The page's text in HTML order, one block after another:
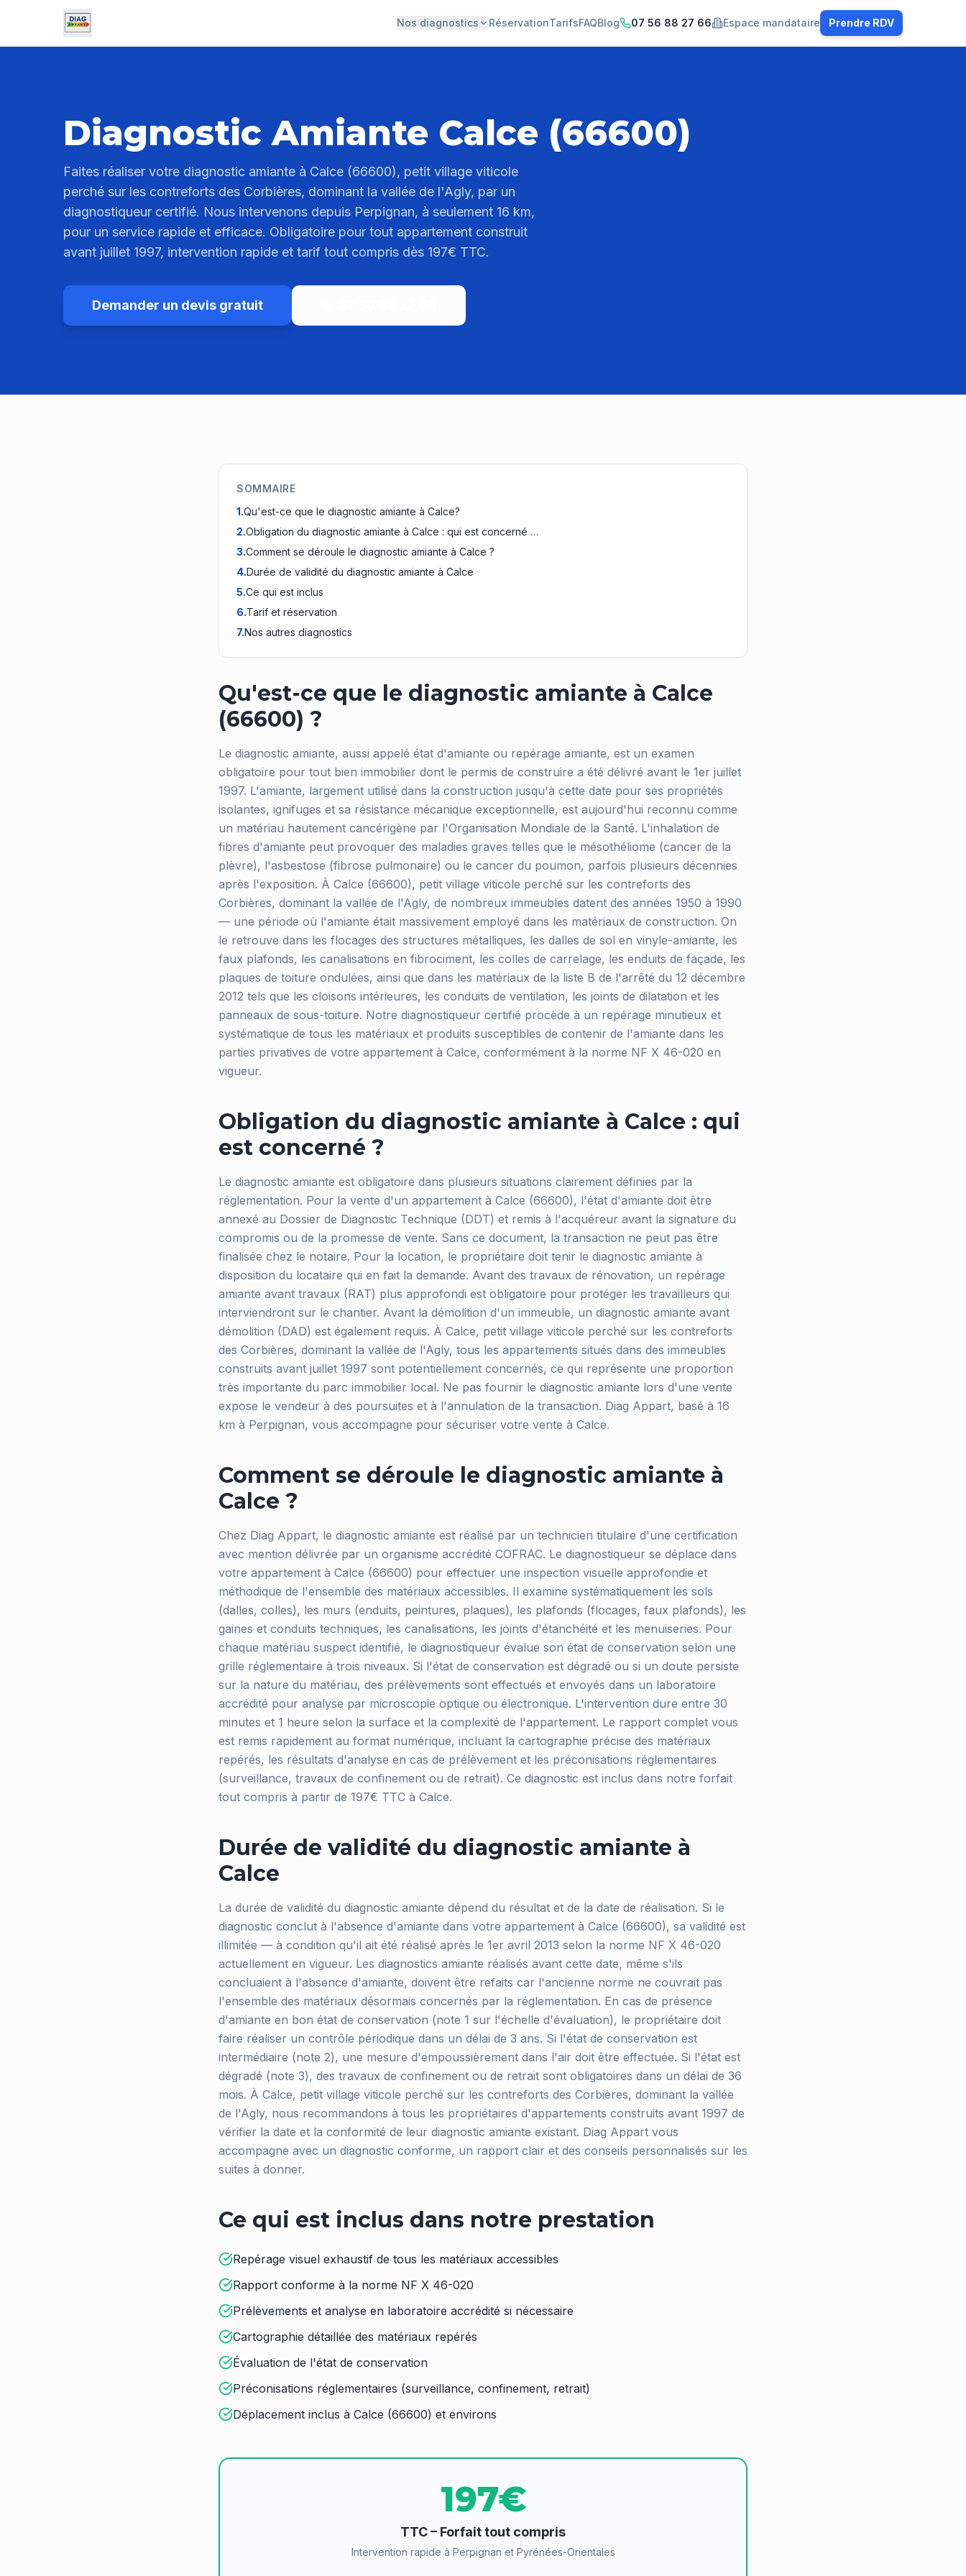
Nos diagnostics RéservationTarifsFAQBlog 07 56 88 27 66 Espace mandataire Prendre RDV
Diagnostic Amiante Calce (66600)
Faites réaliser votre diagnostic amiante à Calce (66600), petit village viticole
perché sur les contreforts des Corbières, dominant la vallée de l'Agly, par un
diagnostiqueur certifié. Nous intervenons depuis Perpignan, à seulement 16 km,
pour un service rapide et efficace. Obligatoire pour tout appartement construit
avant juillet 1997, intervention rapide et tarif tout compris dès 197€ TTC.
Demander un devis gratuit
SOMMAIRE
1.Qu'est-ce que le diagnostic amiante à Calce?
2.Obligation du diagnostic amiante à Calce : qui est concerné …
3.Comment se déroule le diagnostic amiante à Calce ?
4.Durée de validité du diagnostic amiante à Calce
5.Ce qui est inclus
6.Tarif et réservation
7.Nos autres diagnostics
Qu'est-ce que le diagnostic amiante à Calce
(66600) ?
Le diagnostic amiante, aussi appelé état d'amiante ou repérage amiante, est un examen
obligatoire pour tout bien immobilier dont le permis de construire a été délivré avant le 1er juillet
1997. L'amiante, largement utilisé dans la construction jusqu'à cette date pour ses propriétés
isolantes, ignifuges et sa résistance mécanique exceptionnelle, est aujourd'hui reconnu comme
un matériau hautement cancérigène par l'Organisation Mondiale de la Santé. L'inhalation de
fibres d'amiante peut provoquer des maladies graves telles que le mésothéliome (cancer de la
plèvre), l'asbestose (fibrose pulmonaire) ou le cancer du poumon, parfois plusieurs décennies
après l'exposition. À Calce (66600), petit village viticole perché sur les contreforts des
Corbières, dominant la vallée de l'Agly, de nombreux immeubles datent des années 1950 à 1990
— une période où l'amiante était massivement employé dans les matériaux de construction. On
le retrouve dans les flocages des structures métalliques, les dalles de sol en vinyle-amiante, les
faux plafonds, les canalisations en fibrociment, les colles de carrelage, les enduits de façade, les
plaques de toiture ondulées, ainsi que dans les matériaux de la liste B de l'arrêté du 12 décembre
2012 tels que les cloisons intérieures, les conduits de ventilation, les joints de dilatation et les
panneaux de sous-toiture. Notre diagnostiqueur certifié procède à un repérage minutieux et
systématique de tous les matériaux et produits susceptibles de contenir de l'amiante dans les
parties privatives de votre appartement à Calce, conformément à la norme NF X 46-020 en
vigueur.
Obligation du diagnostic amiante à Calce : qui
est concerné ?
Le diagnostic amiante est obligatoire dans plusieurs situations clairement définies par la
réglementation. Pour la vente d'un appartement à Calce (66600), l'état d'amiante doit être
annexé au Dossier de Diagnostic Technique (DDT) et remis à l'acquéreur avant la signature du
compromis ou de la promesse de vente. Sans ce document, la transaction ne peut pas être
finalisée chez le notaire. Pour la location, le propriétaire doit tenir le diagnostic amiante à
disposition du locataire qui en fait la demande. Avant des travaux de rénovation, un repérage
amiante avant travaux (RAT) plus approfondi est obligatoire pour protéger les travailleurs qui
interviendront sur le chantier. Avant la démolition d'un immeuble, un diagnostic amiante avant
démolition (DAD) est également requis. À Calce, petit village viticole perché sur les contreforts
des Corbières, dominant la vallée de l'Agly, tous les appartements situés dans des immeubles
construits avant juillet 1997 sont potentiellement concernés, ce qui représente une proportion
très importante du parc immobilier local. Ne pas fournir le diagnostic amiante lors d'une vente
expose le vendeur à des poursuites et à l'annulation de la transaction. Diag Appart, basé à 16
km à Perpignan, vous accompagne pour sécuriser votre vente à Calce.
Comment se déroule le diagnostic amiante à
Calce ?
Chez Diag Appart, le diagnostic amiante est réalisé par un technicien titulaire d'une certification
avec mention délivrée par un organisme accrédité COFRAC. Le diagnostiqueur se déplace dans
votre appartement à Calce (66600) pour effectuer une inspection visuelle approfondie et
méthodique de l'ensemble des matériaux accessibles. Il examine systématiquement les sols
(dalles, colles), les murs (enduits, peintures, plaques), les plafonds (flocages, faux plafonds), les
gaines et conduits techniques, les canalisations, les joints d'étanchéité et les menuiseries. Pour
chaque matériau suspect identifié, le diagnostiqueur évalue son état de conservation selon une
grille réglementaire à trois niveaux. Si l'état de conservation est dégradé ou si un doute persiste
sur la nature du matériau, des prélèvements sont effectués et envoyés dans un laboratoire
accrédité pour analyse par microscopie optique ou électronique. L'intervention dure entre 30
minutes et 1 heure selon la surface et la complexité de l'appartement. Le rapport complet vous
est remis rapidement au format numérique, incluant la cartographie précise des matériaux
repérés, les résultats d'analyse en cas de prélèvement et les préconisations réglementaires
(surveillance, travaux de confinement ou de retrait). Ce diagnostic est inclus dans notre forfait
tout compris à partir de 197€ TTC à Calce.
Durée de validité du diagnostic amiante à
Calce
La durée de validité du diagnostic amiante dépend du résultat et de la date de réalisation. Si le
diagnostic conclut à l'absence d'amiante dans votre appartement à Calce (66600), sa validité est
illimitée — à condition qu'il ait été réalisé après le 1er avril 2013 selon la norme NF X 46-020
actuellement en vigueur. Les diagnostics amiante réalisés avant cette date, même s'ils
concluaient à l'absence d'amiante, doivent être refaits car l'ancienne norme ne couvrait pas
l'ensemble des matériaux désormais concernés par la réglementation. En cas de présence
d'amiante en bon état de conservation (note 1 sur l'échelle d'évaluation), le propriétaire doit
faire réaliser un contrôle périodique dans un délai de 3 ans. Si l'état de conservation est
intermédiaire (note 2), une mesure d'empoussièrement dans l'air doit être effectuée. Si l'état est
dégradé (note 3), des travaux de confinement ou de retrait sont obligatoires dans un délai de 36
mois. À Calce, petit village viticole perché sur les contreforts des Corbières, dominant la vallée
de l'Agly, nous recommandons à tous les propriétaires d'appartements construits avant 1997 de
vérifier la date et la conformité de leur diagnostic amiante existant. Diag Appart vous
accompagne avec un diagnostic conforme, un rapport clair et des conseils personnalisés sur les
suites à donner.
Ce qui est inclus dans notre prestation
Repérage visuel exhaustif de tous les matériaux accessibles
Rapport conforme à la norme NF X 46-020
Prélèvements et analyse en laboratoire accrédité si nécessaire
Cartographie détaillée des matériaux repérés
Évaluation de l'état de conservation
Préconisations réglementaires (surveillance, confinement, retrait)
Déplacement inclus à Calce (66600) et environs
197€
TTC – Forfait tout compris
Intervention rapide à Perpignan et Pyrénées-Orientales